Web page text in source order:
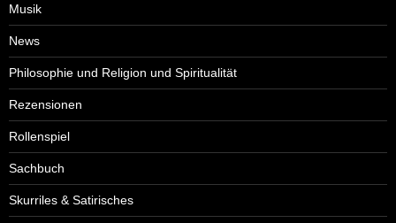
Musik
News
Philosophie und Religion und Spiritualität
Rezensionen
Rollenspiel
Sachbuch
Skurriles & Satirisches